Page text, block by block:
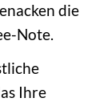
die
Note.
Ihre